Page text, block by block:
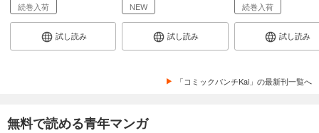
続巻入荷
試し読み
NEW
試し読み
続巻入荷
試し読み
「コミックバンチKai」の最新刊一覧へ
無料で読める青年マンガ